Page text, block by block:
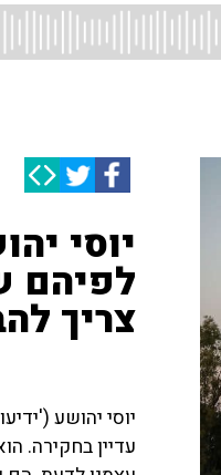
יוסי
לפיהם
צריך
יוסי יהושע
עדיין בחקירה.